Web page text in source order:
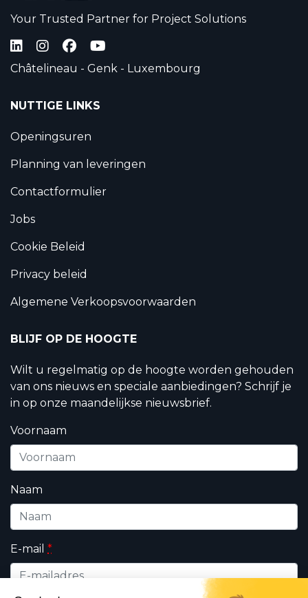
Your Trusted Partner for Project Solutions
Châtelineau - Genk - Luxembourg
NUTTIGE LINKS
Openingsuren
Planning van leveringen
Contactformulier
Jobs
Cookie Beleid
Privacy beleid
Algemene Verkoopsvoorwaarden
BLIJF OP DE HOOGTE
Wilt u regelmatig op de hoogte worden gehouden
van ons nieuws en speciale aanbiedingen? Schrijf je
in op onze maandelijkse nieuwsbrief.
Voornaam
Naam
E-mail *